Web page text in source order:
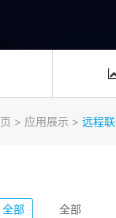
> 应用展示 > 远程
全部 全部